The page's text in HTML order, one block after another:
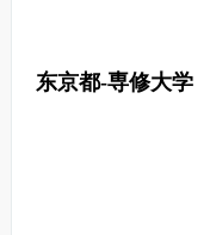
东京都-専修大学